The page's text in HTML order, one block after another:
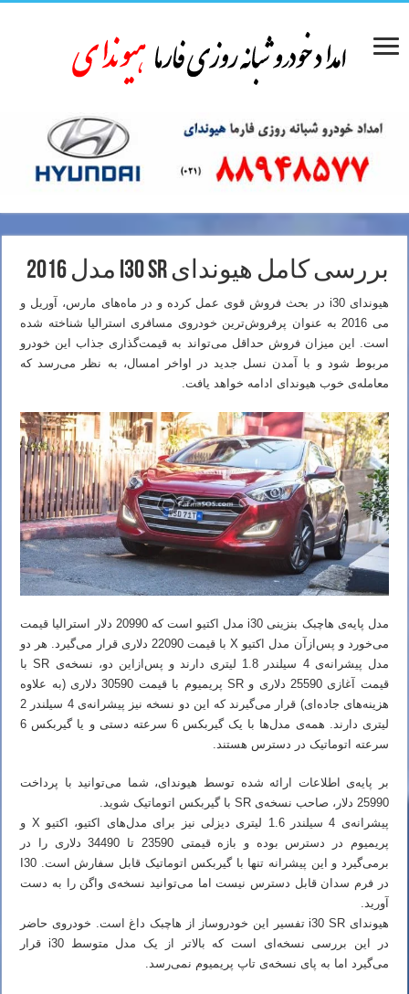
بررسی کامل هیوندای i30 SR مدل 2016
هیوندای i30 در بحث فروش قوی عمل کرده و در ماه‌های مارس، آوریل و
می 2016 به عنوان پرفروش‌ترین خودروی مسافری استرالیا شناخته شده
است. این میزان فروش حداقل می‌تواند به قیمت‌گذاری جذاب این خودرو
مربوط شود و با آمدن نسل جدید در اواخر امسال، به نظر می‌رسد که
معامله‌ی خوب هیوندای ادامه خواهد یافت.
مدل پایه‌ی هاچبک بنزینی i30 مدل اکتیو است که 20990 دلار استرالیا قیمت
می‌خورد و پس‌ازآن مدل اکتیو X با قیمت 22090 دلاری قرار می‌گیرد. هر دو
مدل پیشرانه‌ی 4 سیلندر 1.8 لیتری دارند و پس‌ازاین دو، نسخه‌ی SR با
قیمت آغازی 25590 دلاری و SR پریمیوم با قیمت 30590 دلاری (به علاوه
هزینه‌های جاده‌ای) قرار می‌گیرند که این دو نسخه نیز پیشرانه‌ی 4 سیلندر 2
لیتری دارند. همه‌ی مدل‌ها با یک گیربکس 6 سرعته دستی و یا گیربکس 6
سرعته اتوماتیک در دسترس هستند.
بر پایه‌ی اطلاعات ارائه شده توسط هیوندای، شما می‌توانید با پرداخت
25990 دلار، صاحب نسخه‌ی SR با گیربکس اتوماتیک شوید.
پیشرانه‌ی 4 سیلندر 1.6 لیتری دیزلی نیز برای مدل‌های اکتیو، اکتیو X و
پریمیوم در دسترس بوده و بازه قیمتی 23590 تا 34490 دلاری را در
برمی‌گیرد و این پیشرانه تنها با گیربکس اتوماتیک قابل سفارش است. I30
در فرم سدان قابل دسترس نیست اما می‌توانید نسخه‌ی واگن را به دست
آورید.
هیوندای i30 SR تفسیر این خودروساز از هاچبک داغ است. خودروی حاضر
در این بررسی نسخه‌ای است که بالاتر از یک مدل متوسط i30 قرار
می‌گیرد اما به پای نسخه‌ی تاپ پریمیوم نمی‌رسد.